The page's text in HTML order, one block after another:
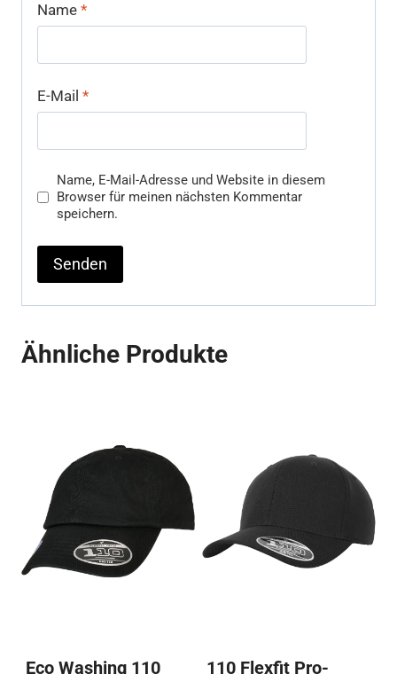
Name *
E-Mail *
Name, E-Mail-Adresse und Website in diesem
Browser für meinen nächsten Kommentar
speichern.
Ähnliche Produkte
Eco Washing 110 110 Flexfit Pro-